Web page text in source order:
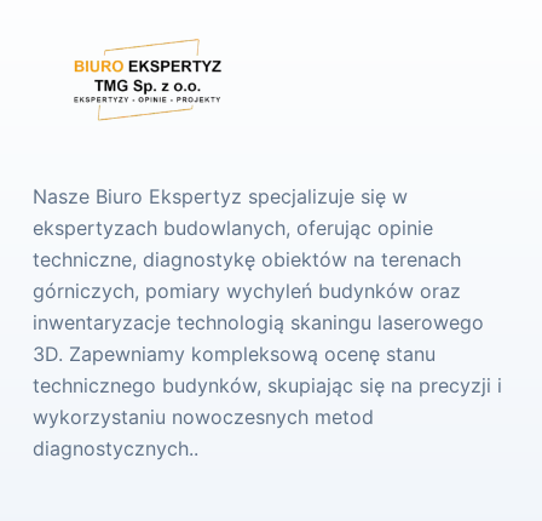
Nasze Biuro Ekspertyz specjalizuje się w
ekspertyzach budowlanych, oferując opinie
techniczne, diagnostykę obiektów na terenach
górniczych, pomiary wychyleń budynków oraz
inwentaryzacje technologią skaningu laserowego
3D. Zapewniamy kompleksową ocenę stanu
technicznego budynków, skupiając się na precyzji i
wykorzystaniu nowoczesnych metod
diagnostycznych..